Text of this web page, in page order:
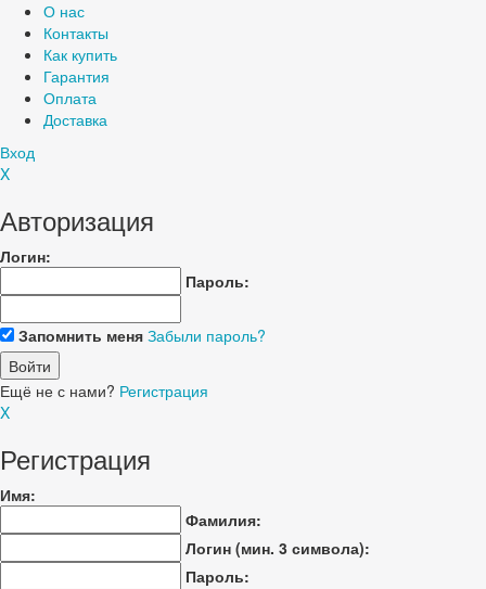
О нас
Контакты
Как купить
Гарантия
Оплата
Доставка
Вход
X
Авторизация
Логин:
Пароль:
Запомнить меня Забыли пароль?
Ещё не с нами? Регистрация
X
Регистрация
Имя:
Фамилия:
Логин (мин. 3 символа):
Пароль: